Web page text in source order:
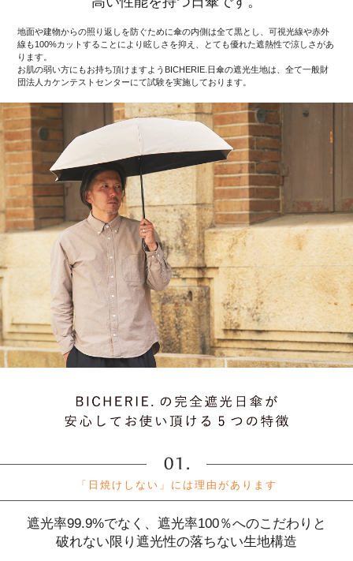
地面や建物からの照り返しを防ぐために傘の内側は全て黒とし、可視光線や赤外
線も100%カットすることにより眩しさを抑え、とても優れた遮熱性で涼しさがあ
ります。
お肌の弱い方にもお持ち頂けますようBICHERIE.日傘の遮光生地は、全て一般財
団法人カケンテストセンターにて試験を実施しております。
「日焼けしない」には理由があります
遮光率99.9%でなく、遮光率100％へのこだわりと
破れない限り遮光性の落ちない生地構造